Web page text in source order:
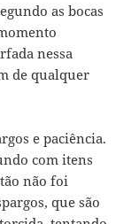
as bocas
nessa
de qualquer
e paciência.
com itens
não foi
que são